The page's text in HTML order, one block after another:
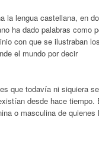
la lengua castellana, en
ha dado palabras como
con que se ilustraban los
el mundo por decir
que todavía ni siquiera se
desde hace tiempo.
o masculina de quienes